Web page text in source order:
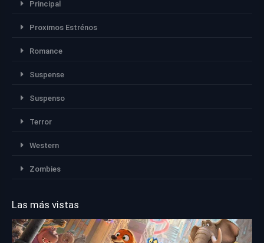
Principal
Proximos Estrénos
Romance
Suspense
Suspenso
Terror
Western
Zombies
Las más vistas